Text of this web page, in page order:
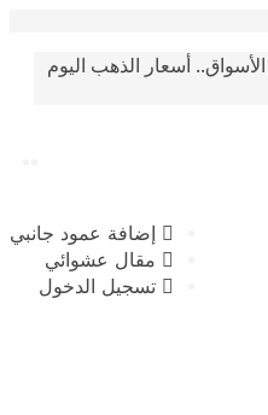
الذهب اليوم
إضافة عمود جانبي
مقال عشوائي
تسجيل الدخول